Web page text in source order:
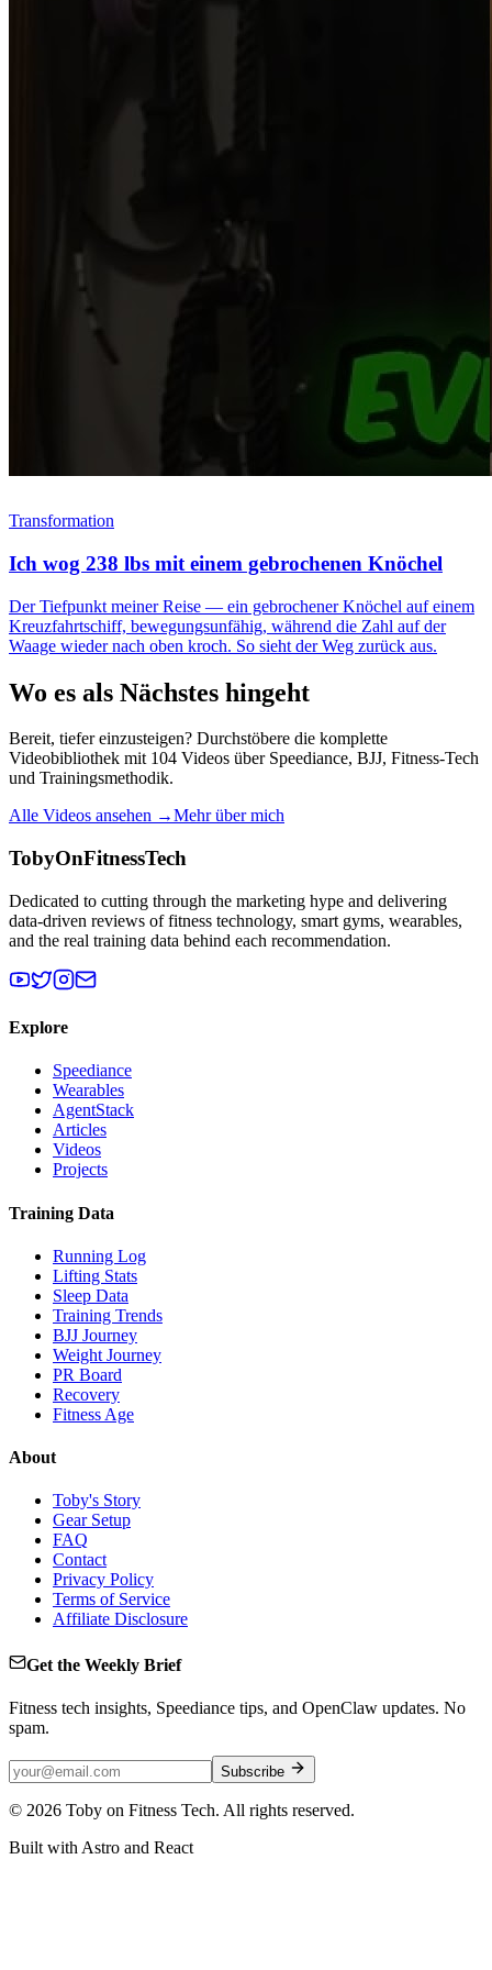
Transformation
Ich wog 238 lbs mit einem gebrochenen Knöchel
Der Tiefpunkt meiner Reise — ein gebrochener Knöchel auf einem
Kreuzfahrtschiff, bewegungsunfähig, während die Zahl auf der
Waage wieder nach oben kroch. So sieht der Weg zurück aus.
Wo es als Nächstes hingeht
Bereit, tiefer einzusteigen? Durchstöbere die komplette
Videobibliothek mit 104 Videos über Speediance, BJJ, Fitness-Tech
und Trainingsmethodik.
Alle Videos ansehen →Mehr über mich
TobyOnFitnessTech
Dedicated to cutting through the marketing hype and delivering
data-driven reviews of fitness technology, smart gyms, wearables,
and the real training data behind each recommendation.
Explore
Speediance
Wearables
AgentStack
Articles
Videos
Projects
Training Data
Running Log
Lifting Stats
Sleep Data
Training Trends
BJJ Journey
Weight Journey
PR Board
Recovery
Fitness Age
About
Toby's Story
Gear Setup
FAQ
Contact
Privacy Policy
Terms of Service
Affiliate Disclosure
Get the Weekly Brief
Fitness tech insights, Speediance tips, and OpenClaw updates. No
spam.
Subscribe
© 2026 Toby on Fitness Tech. All rights reserved.
Built with Astro and React